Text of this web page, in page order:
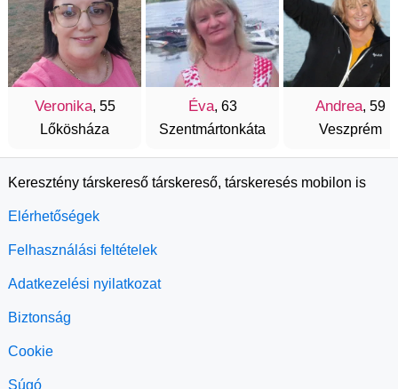
Veronika, 55
Lőkösháza
Éva, 63
Szentmártonkáta
Andrea, 59
Veszprém
Keresztény társkereső társkereső, társkeresés mobilon is
Elérhetőségek
Felhasználási feltételek
Adatkezelési nyilatkozat
Biztonság
Cookie
Súgó